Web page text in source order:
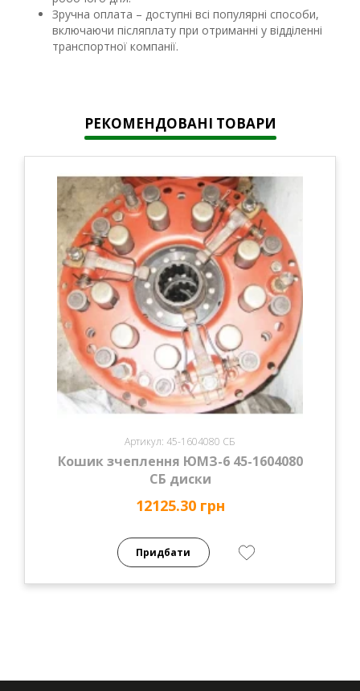
Зручна оплата – доступні всі популярні способи,
включаючи післяплату при отриманні у відділенні
транспортної компанії.
РЕКОМЕНДОВАНІ ТОВАРИ
Артикул: 45-1604080 СБ
Кошик зчеплення ЮМЗ-6 45-1604080
СБ диски
12125.30 грн
Придбати